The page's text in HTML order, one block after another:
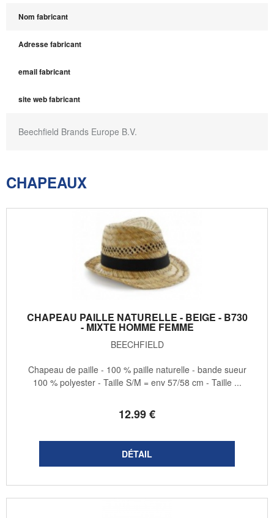
Nom fabricant
Adresse fabricant
email fabricant
site web fabricant
Beechfield Brands Europe B.V.
CHAPEAUX
CHAPEAU PAILLE NATURELLE - BEIGE - B730
- MIXTE HOMME FEMME
BEECHFIELD
12.99€
Chapeau de paille - 100 % paille naturelle - bande sueur
100 % polyester - Taille S/M = env 57/58 cm - Taille ...